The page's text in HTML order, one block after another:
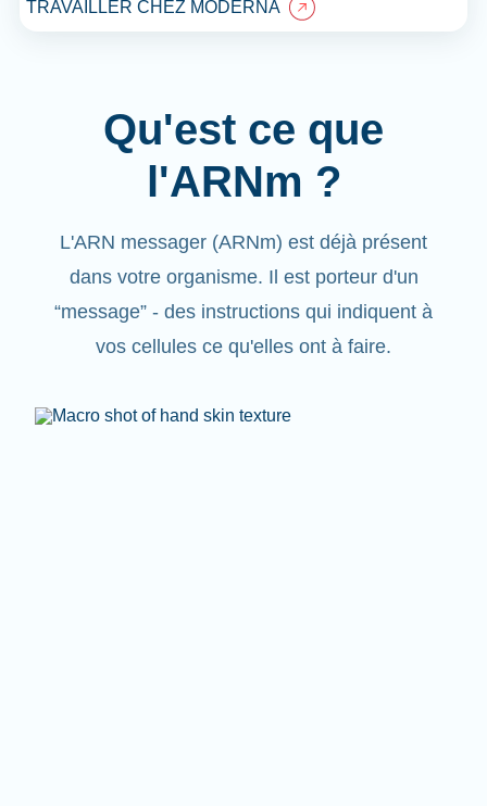
TRAVAILLER CHEZ MODERNA
Qu'est ce que
l'ARNm ?
L'ARN messager (ARNm) est déjà présent
dans votre organisme. Il est porteur d'un
“message” - des instructions qui indiquent à
vos cellules ce qu'elles ont à faire.